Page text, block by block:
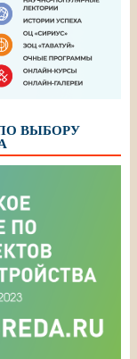
ВЫБОРУ